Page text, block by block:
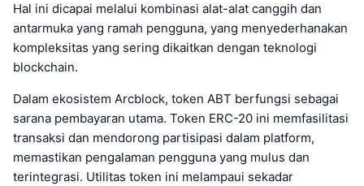
Hal ini dicapai melalui kombinasi alat-alat canggih dan
antarmuka yang ramah pengguna, yang menyederhanakan
kompleksitas yang sering dikaitkan dengan teknologi
blockchain.
Dalam ekosistem Arcblock, token ABT berfungsi sebagai
sarana pembayaran utama. Token ERC-20 ini memfasilitasi
transaksi dan mendorong partisipasi dalam platform,
memastikan pengalaman pengguna yang mulus dan
terintegrasi. Utilitas token ini melampaui sekadar